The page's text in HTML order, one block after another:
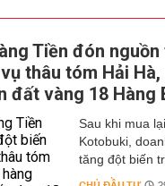
Tiền đón
thâu tóm Hải
đất vàng 18 Hàng
Sau khi mua
Kotobuki,
tăng đột biến